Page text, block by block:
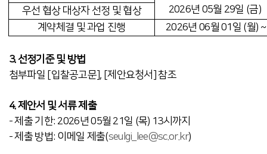
2026년 05월 29일 (금)
우선 협상 대상자 선정 및 협상
계약체결 및 과업 진행
2026년 06월 01일 (월) ~
3. 선정기준 및 방법
첨부파일 [입찰공고문], [제안요청서] 참조
4. 제안서 및 서류 제출
- 제출 기한: 2026년 05월 21일 (목) 13시까지
- 제출 방법: 이메일 제출(seulgi_lee@sc.or.kr)